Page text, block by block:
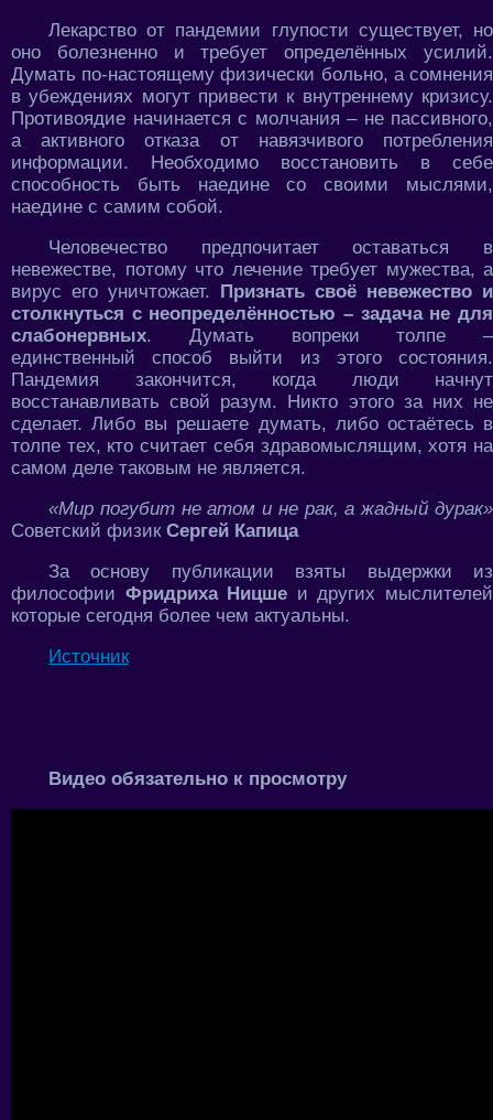
Лекарство от пандемии глупости существует, но
оно болезненно и требует определённых усилий.
Думать по-настоящему физически больно, а сомнения
в убеждениях могут привести к внутреннему кризису.
Противоядие начинается с молчания – не пассивного,
а активного отказа от навязчивого потребления
информации. Необходимо восстановить в себе
способность быть наедине со своими мыслями,
наедине с самим собой.
Человечество предпочитает оставаться в
невежестве, потому что лечение требует мужества, а
вирус его уничтожает. Признать своё невежество и
столкнуться с неопределённостью – задача не для
слабонервных. Думать вопреки толпе –
единственный способ выйти из этого состояния.
Пандемия закончится, когда люди начнут
восстанавливать свой разум. Никто этого за них не
сделает. Либо вы решаете думать, либо остаётесь в
толпе тех, кто считает себя здравомыслящим, хотя на
самом деле таковым не является.
«Мир погубит не атом и не рак, а жадный дурак»
Советский физик Сергей Капица
За основу публикации взяты выдержки из
философии Фридриха Ницше и других мыслителей
которые сегодня более чем актуальны.
Источник
Видео обязательно к просмотру